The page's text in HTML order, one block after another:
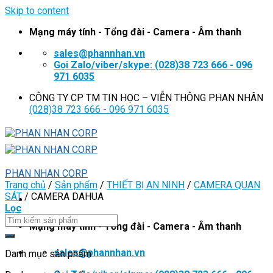
Skip to content
Mạng máy tính - Tổng đài - Camera - Âm thanh
sales@phannhan.vn
Gọi Zalo/viber/skype: (028)38 723 666 - 096
971 6035
CÔNG TY CP TM TIN HỌC – VIỄN THÔNG PHAN NHÂN
(028)38 723 666 - 096 971 6035
PHAN NHAN CORP
Mạng máy tính - Tổng đài - Camera - Âm thanh
sales@phannhan.vn
Trang chủ / Sản phẩm / THIẾT BỊ AN NINH / CAMERA QUAN
SÁT / CAMERA DAHUA
Lọc
Danh mục sản phẩm